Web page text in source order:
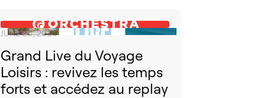
JUNE 26, 2026
Grand Live du Voyage
Loisirs : revivez les temps
forts et accédez au replay